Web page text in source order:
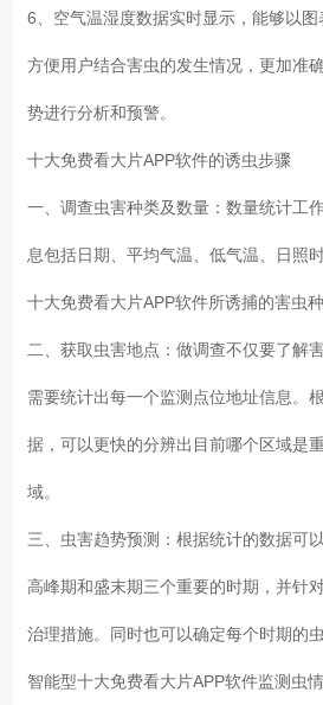
6、空气温湿度数据实时显示，能够以图
方便用户结合害虫的发生情况，更加准
势进行分析和预警。
十大免费看大片APP软件的诱虫步骤
一、调查虫害种类及数量：数量统计工
息包括日期、平均气温、低气温、日照
十大免费看大片APP软件所诱捕的害虫
二、获取虫害地点：做调查不仅要了解
需要统计出每一个监测点位地址信息。
据，可以更快的分辨出目前哪个区域是
域。
三、虫害趋势预测：根据统计的数据可
高峰期和盛末期三个重要的时期，并针
治理措施。同时也可以确定每个时期的
智能型十大免费看大片APP软件监测虫